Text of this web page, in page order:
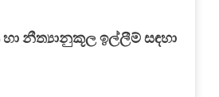
හා නීත්‍යානුකූල ඉල්ලීම් සඳහා